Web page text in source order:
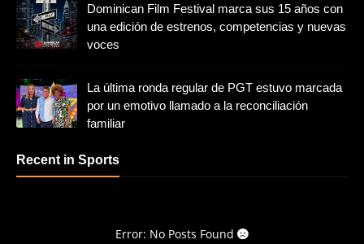
Dominican Film Festival marca sus 15 años con
una edición de estrenos, competencias y nuevas
voces
La última ronda regular de PGT estuvo marcada
por un emotivo llamado a la reconciliación
familiar
Recent in Sports
Error: No Posts Found